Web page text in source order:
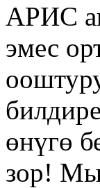
АРИС
эмес
өнүгө
зор!